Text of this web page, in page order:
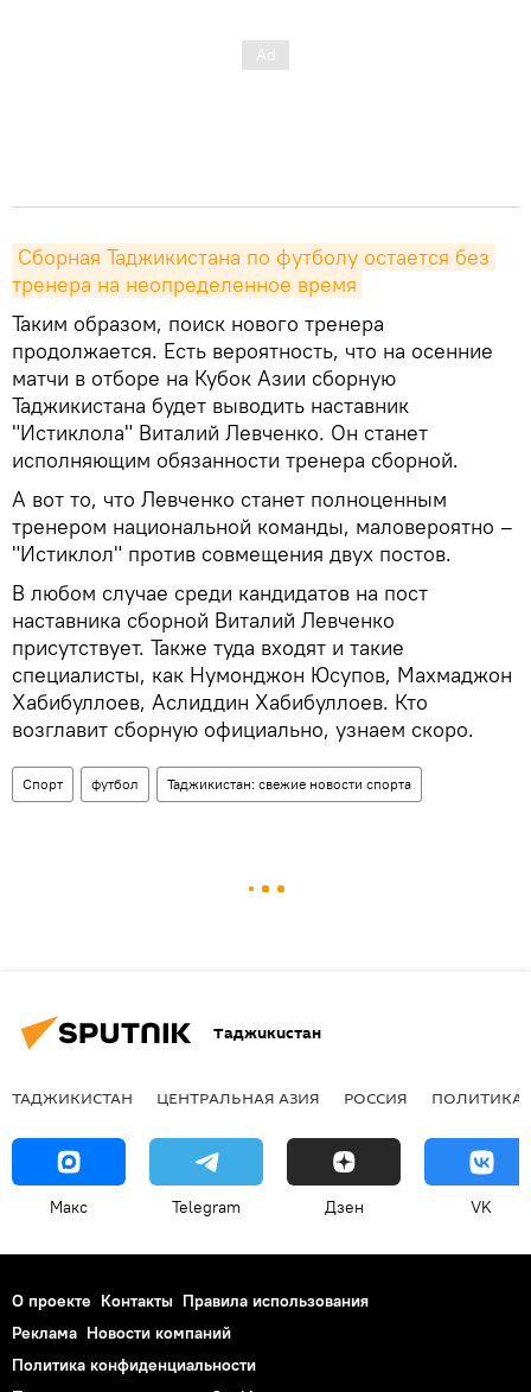
Сборная Таджикистана по футболу остается без
тренера на неопределенное время
Таким образом, поиск нового тренера
продолжается. Есть вероятность, что на осенние
матчи в отборе на Кубок Азии сборную
Таджикистана будет выводить наставник
"Истиклола" Виталий Левченко. Он станет
исполняющим обязанности тренера сборной.
А вот то, что Левченко станет полноценным
тренером национальной команды, маловероятно –
"Истиклол" против совмещения двух постов.
В любом случае среди кандидатов на пост
наставника сборной Виталий Левченко
присутствует. Также туда входят и такие
специалисты, как Нумонджон Юсупов, Махмаджон
Хабибуллоев, Аслиддин Хабибуллоев. Кто
возглавит сборную официально, узнаем скоро.
Спорт футбол Таджикистан: свежие новости спорта
Таджикистан
ТАДЖИКИСТАН ЦЕНТРАЛЬНАЯ АЗИЯ РОССИЯ ПОЛИТИКА
Макс Telegram Дзен VK
О проекте Контакты Правила использования
Реклама Новости компаний
Политика конфиденциальности